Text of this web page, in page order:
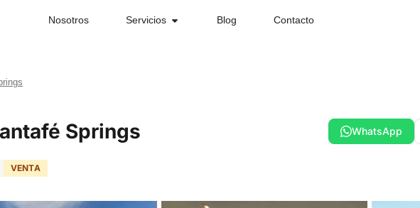
Nosotros Servicios Blog Contacto
Springs WhatsApp
VENTA